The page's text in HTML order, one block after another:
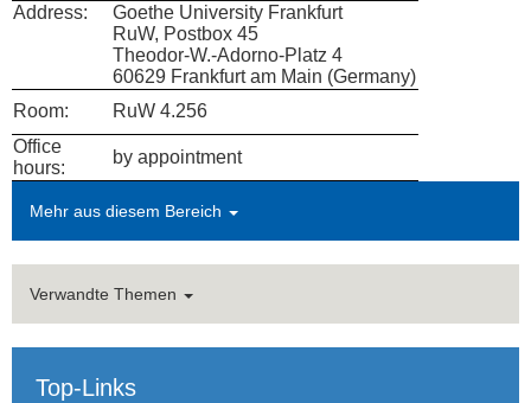
Home
Prof. Dr. Alfons J. Weichenrieder
Inga Buschmann (Team Assistant)
Research Assistants
Hon. Prof. Dr. Francesco Mongelli
Student Assistants
Address:
Goethe University Frankfurt
RuW, Postbox 45
Theodor-W.-Adorno-Platz 4
60629 Frankfurt am Main (Germany)
Room:
RuW 4.256
Office
hours:
by appointment
Mehr aus diesem Bereich
Verwandte Themen
Top-Links